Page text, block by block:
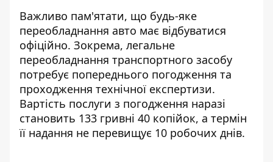
Важливо пам'ятати, що будь-яке
переобладнання авто має відбуватися
офіційно. Зокрема, легальне
переобладнання транспортного засобу
потребує попереднього погодження та
проходження технічної експертизи.
Вартість послуги з погодження наразі
становить 133 гривні 40 копійок, а термін
її надання не перевищує 10 робочих днів.